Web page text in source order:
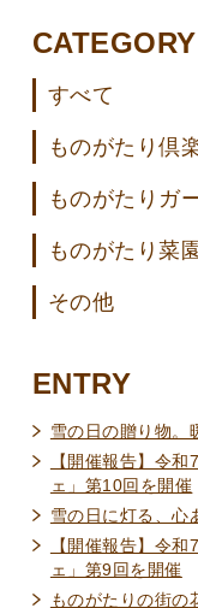
CATEGORY
すべて
ものがたり倶
ものがたりガ
ものがたり菜
その他
ENTRY
雪の日の贈り物。
【開催報告】令
ェ」第10回を開催
雪の日に灯る、心
【開催報告】令
ェ」第9回を開催
ものがたりの街